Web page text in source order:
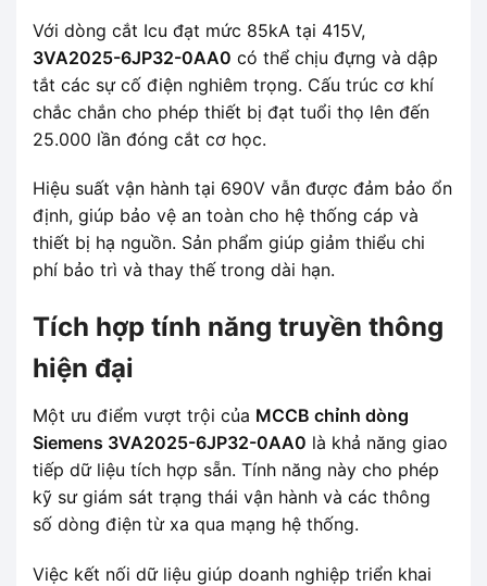
Với dòng cắt Icu đạt mức 85kA tại 415V,
3VA2025-6JP32-0AA0 có thể chịu đựng và dập
tắt các sự cố điện nghiêm trọng. Cấu trúc cơ khí
chắc chắn cho phép thiết bị đạt tuổi thọ lên đến
25.000 lần đóng cắt cơ học.
Hiệu suất vận hành tại 690V vẫn được đảm bảo ổn
định, giúp bảo vệ an toàn cho hệ thống cáp và
thiết bị hạ nguồn. Sản phẩm giúp giảm thiểu chi
phí bảo trì và thay thế trong dài hạn.
Tích hợp tính năng truyền thông
hiện đại
Một ưu điểm vượt trội của MCCB chỉnh dòng
Siemens 3VA2025-6JP32-0AA0 là khả năng giao
tiếp dữ liệu tích hợp sẵn. Tính năng này cho phép
kỹ sư giám sát trạng thái vận hành và các thông
số dòng điện từ xa qua mạng hệ thống.
Việc kết nối dữ liệu giúp doanh nghiệp triển khai